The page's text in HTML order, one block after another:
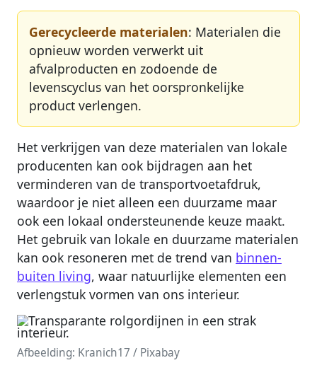
Gerecycleerde materialen: Materialen die
opnieuw worden verwerkt uit
afvalproducten en zodoende de
levenscyclus van het oorspronkelijke
product verlengen.
Het verkrijgen van deze materialen van lokale
producenten kan ook bijdragen aan het
verminderen van de transportvoetafdruk,
waardoor je niet alleen een duurzame maar
ook een lokaal ondersteunende keuze maakt.
Het gebruik van lokale en duurzame materialen
kan ook resoneren met de trend van binnen-
buiten living, waar natuurlijke elementen een
verlengstuk vormen van ons interieur.
Afbeelding: Kranich17 / Pixabay